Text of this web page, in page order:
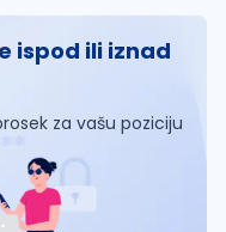
ispod ili iznad
za vašu poziciju